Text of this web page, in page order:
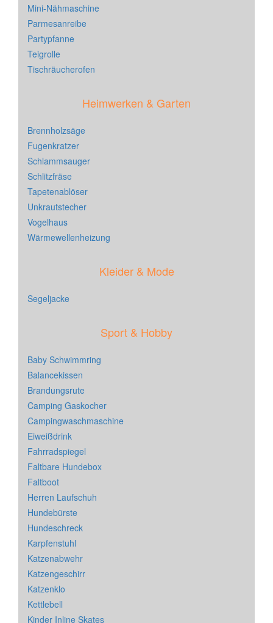
Mini-Nähmaschine
Parmesanreibe
Partypfanne
Teigrolle
Tischräucherofen
Heimwerken & Garten
Brennholzsäge
Fugenkratzer
Schlammsauger
Schlitzfräse
Tapetenablöser
Unkrautstecher
Vogelhaus
Wärmewellenheizung
Kleider & Mode
Segeljacke
Sport & Hobby
Baby Schwimmring
Balancekissen
Brandungsrute
Camping Gaskocher
Campingwaschmaschine
Eiweißdrink
Fahrradspiegel
Faltbare Hundebox
Faltboot
Herren Laufschuh
Hundebürste
Hundeschreck
Karpfenstuhl
Katzenabwehr
Katzengeschirr
Katzenklo
Kettlebell
Kinder Inline Skates